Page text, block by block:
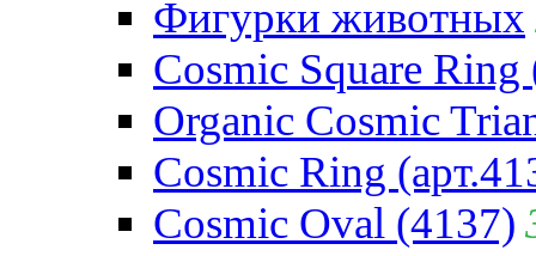
Фигурки животных
Cosmic Square Ring
Organic Cosmic
Cosmic Ring
Cosmic Oval (4137)